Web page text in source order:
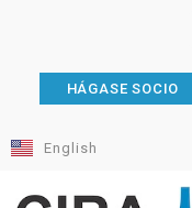
HÁGASE SOCIO
English